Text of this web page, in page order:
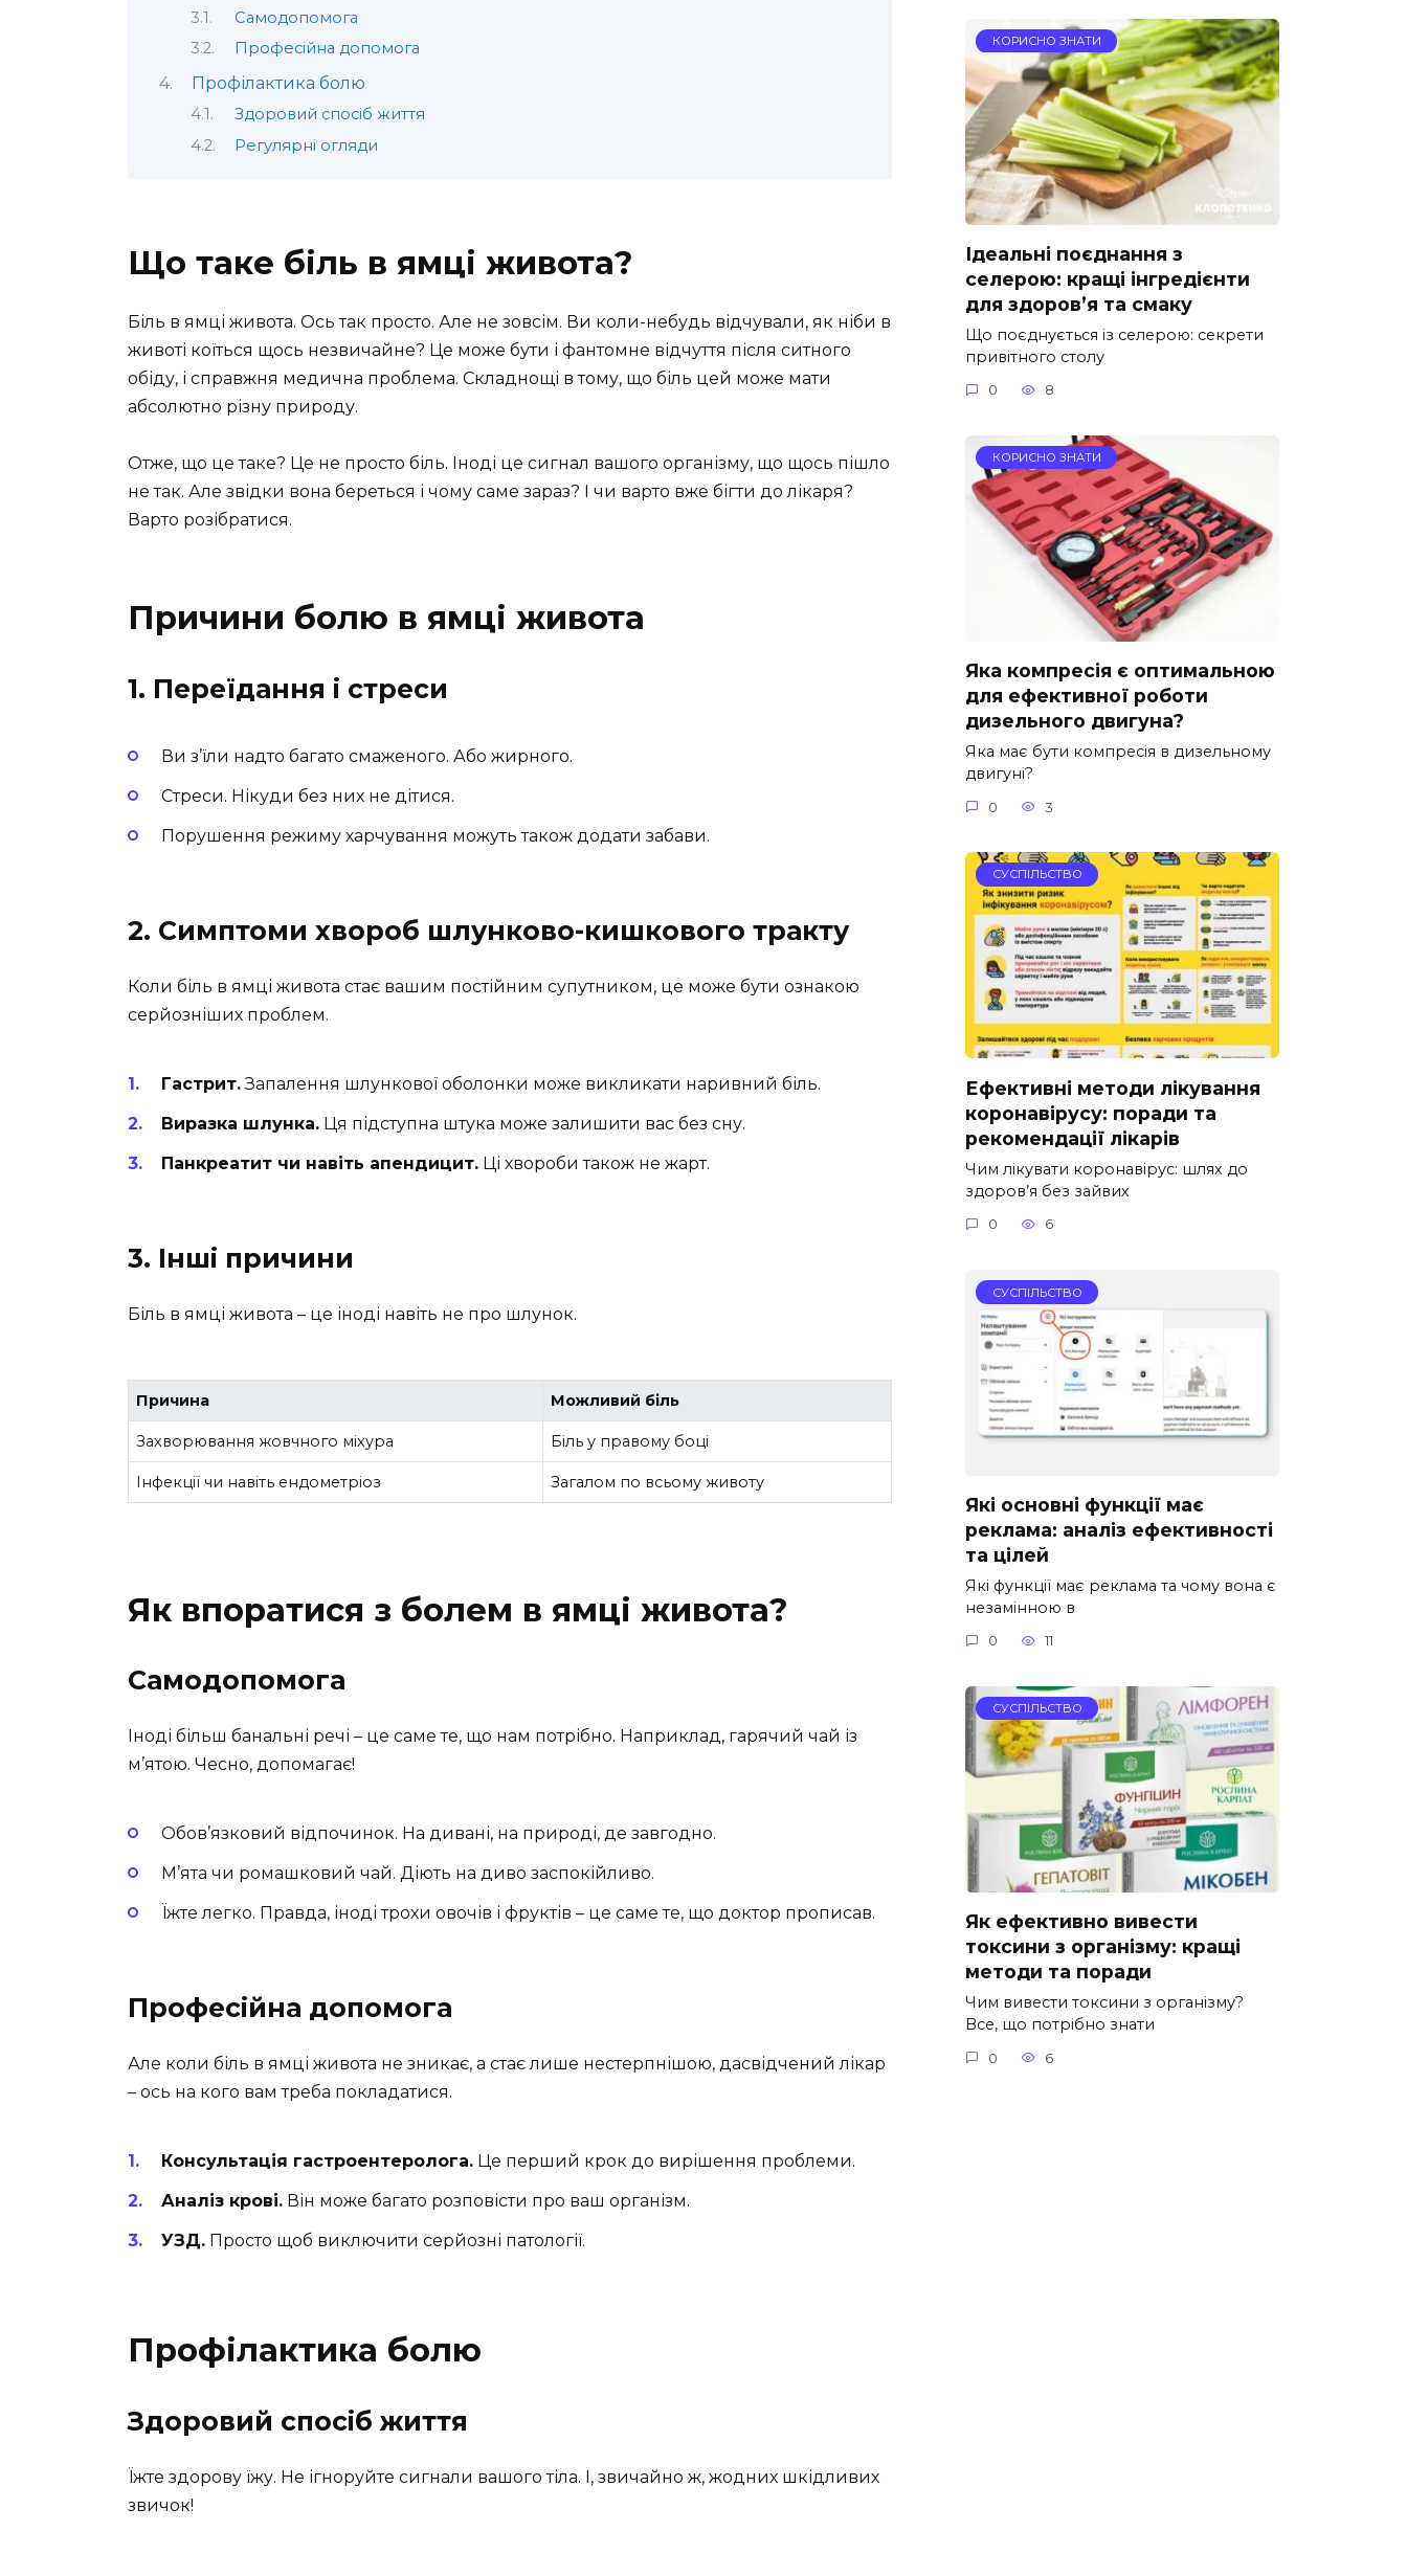
Самодопомога
Професійна допомога
Профілактика болю
Здоровий спосіб життя
Регулярні огляди
Що таке біль в ямці живота?
Біль в ямці живота. Ось так просто. Але не зовсім. Ви коли-небудь відчували, як ніби в
животі коїться щось незвичайне? Це може бути і фантомне відчуття після ситного
обіду, і справжня медична проблема. Складнощі в тому, що біль цей може мати
абсолютно різну природу.
Отже, що це таке? Це не просто біль. Іноді це сигнал вашого організму, що щось пішло
не так. Але звідки вона береться і чому саме зараз? І чи варто вже бігти до лікаря?
Варто розібратися.
Причини болю в ямці живота
1. Переїдання і стреси
Ви з’їли надто багато смаженого. Або жирного.
Стреси. Нікуди без них не дітися.
Порушення режиму харчування можуть також додати забави.
2. Симптоми хвороб шлунково-кишкового тракту
Коли біль в ямці живота стає вашим постійним супутником, це може бути ознакою
серйозніших проблем.
Гастрит.Запалення шлункової оболонки може викликати наривний біль.
Виразка шлунка. Ця підступна штука може залишити вас без сну.
Панкреатит чи навіть апендицит. Ці хвороби також не жарт.
3. Інші причини
Біль в ямці живота – це іноді навіть не про шлунок.
Причина Можливий біль
Захворювання жовчного міхура Біль у правому боці
Інфекції чи навіть ендометріоз Загалом по всьому животу
Як впоратися з болем в ямці живота?
Самодопомога
Іноді більш банальні речі – це саме те, що нам потрібно. Наприклад, гарячий чай із
м’ятою. Чесно, допомагає!
Обов’язковий відпочинок. На дивані, на природі, де завгодно.
М’ята чи ромашковий чай. Діють на диво заспокійливо.
Їжте легко. Правда, іноді трохи овочів і фруктів – це саме те, що доктор прописав.
Професійна допомога
Але коли біль в ямці живота не зникає, а стає лише нестерпнішою, дасвідчений лікар
– ось на кого вам треба покладатися.
Консультація гастроентеролога. Це перший крок до вирішення проблеми.
Аналіз крові. Він може багато розповісти про ваш організм.
УЗД. Просто щоб виключити серйозні патології.
Профілактика болю
Здоровий спосіб життя
Їжте здорову їжу. Не ігноруйте сигнали вашого тіла. І, звичайно ж, жодних шкідливих
звичок!
КОРИСНО ЗНАТИ
Ідеальні поєднання з
селерою: кращі інгредієнти
для здоров’я та смаку
Що поєднується із селерою: секрети
привітного столу
0 8
КОРИСНО ЗНАТИ
Яка компресія є оптимальною
для ефективної роботи
дизельного двигуна?
Яка має бути компресія в дизельному
двигуні?
0 3
СУСПІЛЬСТВО
Ефективні методи лікування
коронавірусу: поради та
рекомендації лікарів
Чим лікувати коронавірус: шлях до
здоров’я без зайвих
0 6
СУСПІЛЬСТВО
Які основні функції має
реклама: аналіз ефективності
та цілей
Які функції має реклама та чому вона є
незамінною в
0 11
СУСПІЛЬСТВО
Як ефективно вивести
токсини з організму: кращі
методи та поради
Чим вивести токсини з організму?
Все, що потрібно знати
0 6